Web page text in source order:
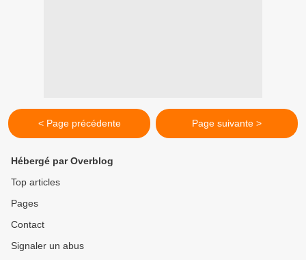
< Page précédente Page suivante >
Hébergé par Overblog
Top articles
Pages
Contact
Signaler un abus